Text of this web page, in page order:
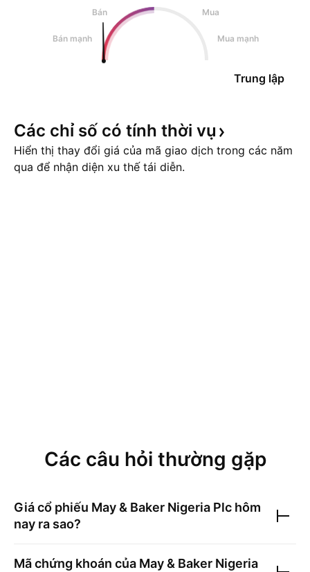
Bán
Mua
Bán mạnh Mua mạnh
Trung lập
Các chỉ số có tính thời vụ
Hiển thị thay đổi giá của mã giao dịch trong các năm
qua để nhận diện xu thế tái diễn.
Các câu hỏi thường gặp
Giá cổ phiếu May & Baker Nigeria Plc hôm
nay ra sao?
Mã chứng khoán của May & Baker Nigeria